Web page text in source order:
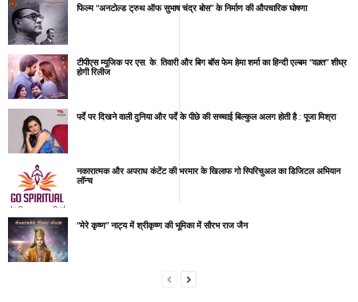
फिल्म “अनटोल्ड ट्रुथ ऑफ सुभाष चंद्र बोस” के निर्माण की औपचारिक घोषणा
टीपीएस म्यूजिक पर एस. के. तिवारी और बिग बॉस फेम हेमा शर्मा का हिन्दी एल्बम “वक़्त” शीघ्र
होगी रिलीज
पर्दे पर दिखने वाली दुनिया और पर्दे के पीछे की सच्चाई बिल्कुल अलग होती है : पूजा मिश्रा
नकारात्मक और अपराध कंटेंट की भरमार के खिलाफ गो स्पिरिचुअल का डिजिटल अभियान
लॉन्च
“मेरे कृष्ण” नाट्य में श्रीकृष्ण की भूमिका में सौरभ राज जैन